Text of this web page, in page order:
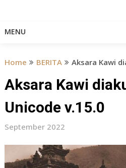
MENU
Home BERITA Aksara Kawi
Aksara Kawi
Unicode v.15.0
September 2022